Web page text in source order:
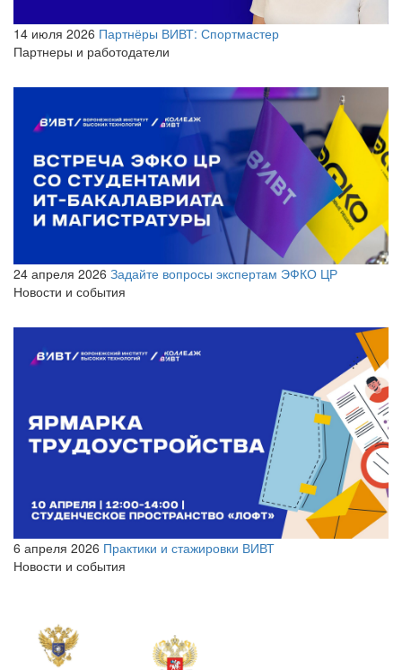
14 июля 2026 Партнёры ВИВТ: Спортмастер
Партнеры и работодатели
24 апреля 2026 Задайте вопросы экспертам ЭФКО ЦР
Новости и события
6 апреля 2026 Практики и стажировки ВИВТ
Новости и события